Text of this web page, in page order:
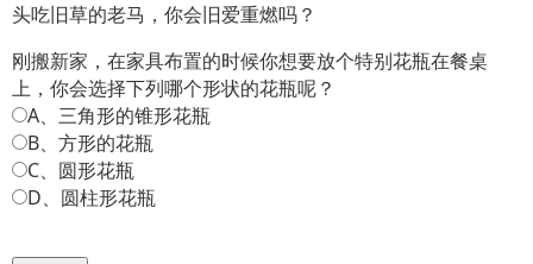
头吃旧草的老马，你会旧爱重燃吗？
刚搬新家，在家具布置的时候你想要放个特别花瓶在餐桌
上，你会选择下列哪个形状的花瓶呢？
A、三角形的锥形花瓶
B、方形的花瓶
C、圆形花瓶
D、圆柱形花瓶